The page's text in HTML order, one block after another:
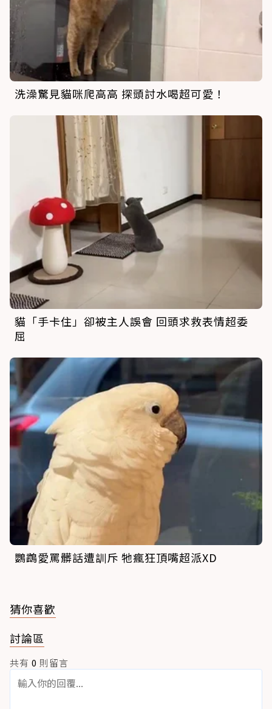
洗澡驚見貓咪爬高高 探頭討水喝超可愛！
貓「手卡住」卻被主人誤會 回頭求救表情超委
屈
鸚鵡愛罵髒話遭訓斥 牠瘋狂頂嘴超派XD
猜你喜歡
討論區
共有 0 則留言